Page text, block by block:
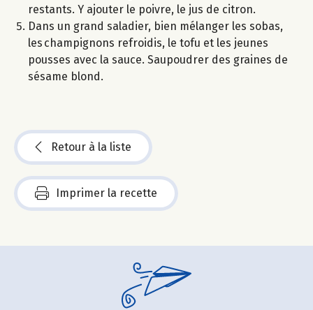
restants. Y ajouter le poivre, le jus de citron.
Dans un grand saladier, bien mélanger les sobas,
les champignons refroidis, le tofu et les jeunes
pousses avec la sauce. Saupoudrer des graines de
sésame blond.
Retour à la liste
Imprimer la recette